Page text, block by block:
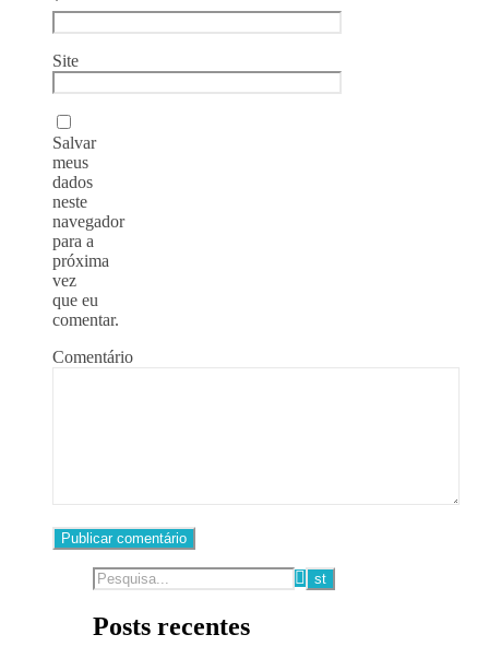
Site
Salvar
meus
dados
neste
navegador
para a
próxima
vez
que eu
comentar.
Comentário
Posts recentes